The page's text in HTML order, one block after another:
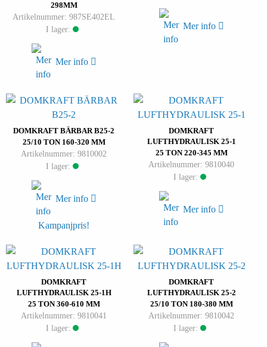
298MM
Artikelnummer: 987SE402EL
I lager:
Mer info
Mer info
DOMKRAFT BÄRBAR B25-2
25/10 TON 160-320 MM
Artikelnummer: 9810002
I lager:
Mer info
Kampanjpris!
DOMKRAFT
LUFTHYDRAULISK 25-1
25 TON 220-345 MM
Artikelnummer: 9810040
I lager:
Mer info
DOMKRAFT
LUFTHYDRAULISK 25-1H
25 TON 360-610 MM
Artikelnummer: 9810041
I lager:
DOMKRAFT
LUFTHYDRAULISK 25-2
25/10 TON 180-380 MM
Artikelnummer: 9810042
I lager: